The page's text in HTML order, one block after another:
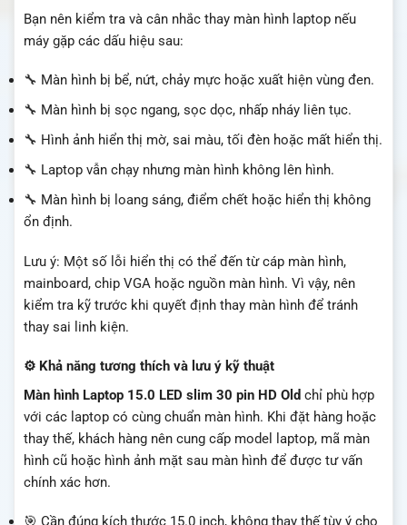
Bạn nên kiểm tra và cân nhắc thay màn hình laptop nếu
máy gặp các dấu hiệu sau:
🔧 Màn hình bị bể, nứt, chảy mực hoặc xuất hiện vùng đen.
🔧 Màn hình bị sọc ngang, sọc dọc, nhấp nháy liên tục.
🔧 Hình ảnh hiển thị mờ, sai màu, tối đèn hoặc mất hiển thị.
🔧 Laptop vẫn chạy nhưng màn hình không lên hình.
🔧 Màn hình bị loang sáng, điểm chết hoặc hiển thị không
ổn định.
Lưu ý: Một số lỗi hiển thị có thể đến từ cáp màn hình,
mainboard, chip VGA hoặc nguồn màn hình. Vì vậy, nên
kiểm tra kỹ trước khi quyết định thay màn hình để tránh
thay sai linh kiện.
⚙️ Khả năng tương thích và lưu ý kỹ thuật
Màn hình Laptop 15.0 LED slim 30 pin HD Old chỉ phù hợp
với các laptop có cùng chuẩn màn hình. Khi đặt hàng hoặc
thay thế, khách hàng nên cung cấp model laptop, mã màn
hình cũ hoặc hình ảnh mặt sau màn hình để được tư vấn
chính xác hơn.
🎯 Cần đúng kích thước 15.0 inch, không thay thế tùy ý cho